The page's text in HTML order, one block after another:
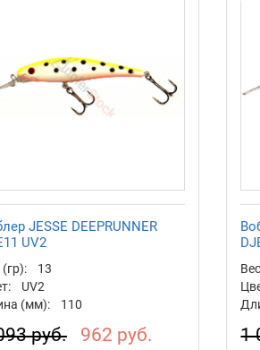
JESSE DEEPRUNNER
UV2
(гр):
13
UV2
(мм):
110
руб. 962 руб. 1